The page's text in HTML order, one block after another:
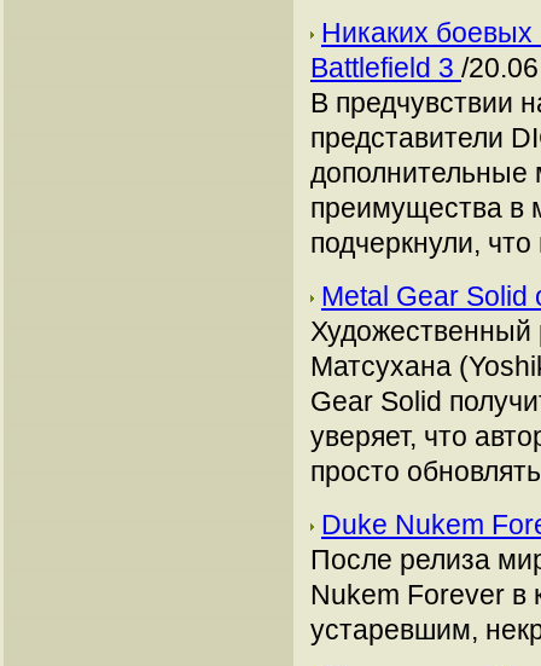
Никаких боевых
Battlefield 3 /
В предчувствии
представители
дополнительные
преимущества в
подчеркнули,
Metal Gear
Художественный
Матсухана
Gear Solid
уверяет, что
просто
Duke Nukem
После релиза
Nukem Forever в
устаревшим,